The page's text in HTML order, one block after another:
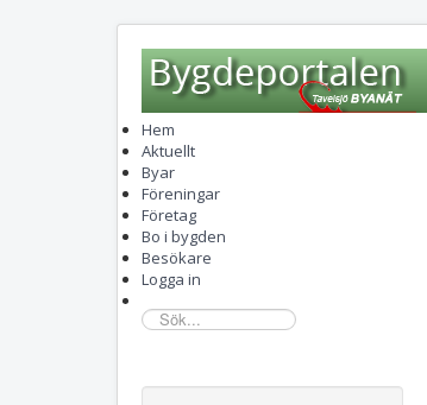
Hem
Aktuellt
Byar
Föreningar
Företag
Bo i bygden
Besökare
Logga in
sök...